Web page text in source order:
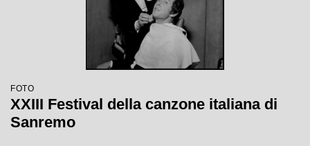
FOTO
XXIII Festival della canzone italiana di
Sanremo